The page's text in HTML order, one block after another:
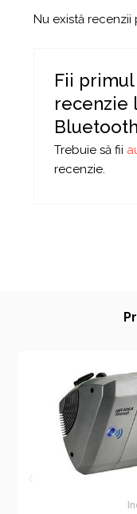
Nu există recenzii
Fii
recenzie
Trebuie să fii
recenzie.